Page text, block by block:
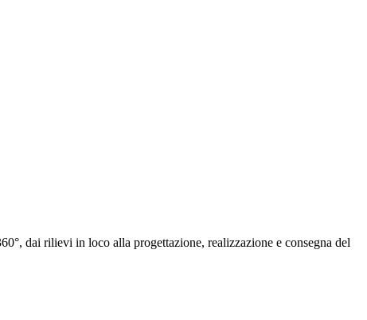
dai rilievi in loco alla progettazione, realizzazione e consegna del